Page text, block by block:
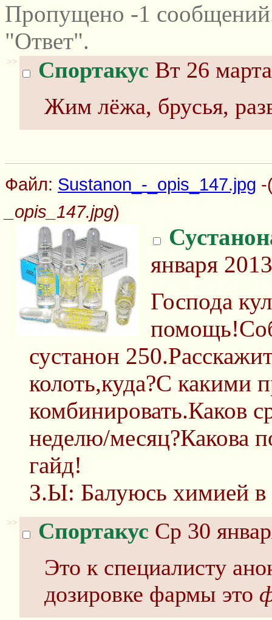
Пропущено -1
"Ответ".
>> Спортакус Вт 26
Жим лёжа, брусья,
Файл: Sustanon_-_opis_147.jpg -
_opis_147.jpg)
января
Господа
сустанон
колоть,куда?С какими
комбинировать.Каков
неделю/месяц?Какова
гайд!
З.Ы: Балуюсь химией в
>> Спортакус Ср 30
Это к специалисту
дозировке фармы это